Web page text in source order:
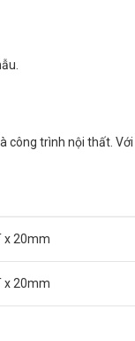
công trình nội thất.
x 20mm
x 20mm